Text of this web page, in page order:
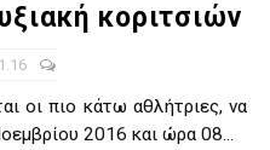
κοριτσιών
αθλήτριες, να
2016 και ώρα 08...